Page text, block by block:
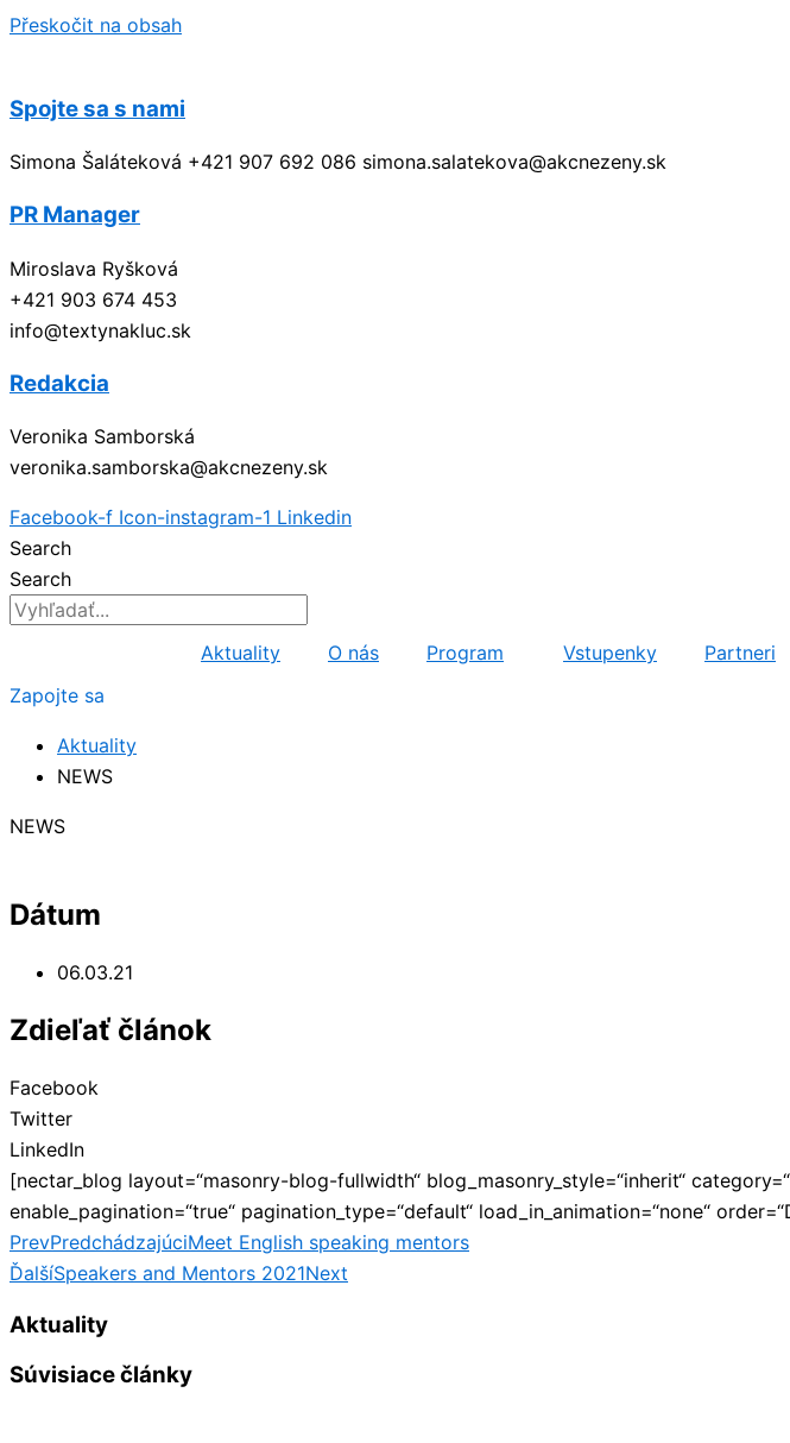
Přeskočit na obsah
Spojte sa s nami
Simona Šaláteková +421 907 692 086 simona.salatekova@akcnezeny.sk
PR Manager
Miroslava Ryšková
+421 903 674 453
info@textynakluc.sk
Redakcia
Veronika Samborská
veronika.samborska@akcnezeny.sk
Facebook-f Icon-instagram-1 Linkedin
Search
Search
Aktuality O nás Program Vstupenky Partneri
Zapojte sa
Aktuality
NEWS
NEWS
Dátum
06.03.21
Zdieľať článok
Facebook
Twitter
LinkedIn
[nectar_blog layout=“masonry-blog-fullwidth“ blog_masonry_style=“inherit“
enable_pagination=“true“ pagination_type=“default“ load_in_animation=“none“
PrevPredchádzajúciMeet English speaking mentors
ĎalšíSpeakers and Mentors 2021Next
Aktuality
Súvisiace články